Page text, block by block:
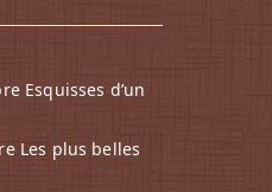
Esquisses d’un
Les plus belles